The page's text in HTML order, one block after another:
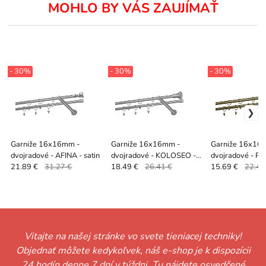
MOHLO BY VÁS ZAUJÍMAŤ
Garniže 16x16mm -
dvojradové - AFINA - satin
- 30%
21.89 € 31.27 €
Garniže 16x16mm -
dvojradové - KOLOSEO -
satin
- 30%
18.49 € 26.41 €
Garniže
dvojradové -
- 30%
15.69 €
Vitajte na našej stránke vo svete tieniacej techniky!
Objednať môžete kedykoľvek, náš e-shop je k dispozícii